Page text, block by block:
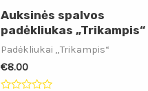
Auksinės spalvos
padėkliukas „Trikampis“
Padėkliukai „Trikampis“
€8.00